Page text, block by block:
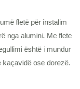
fletë për instalim
nga alumini. Me flete
është i mundur
kaçavidë ose dorezë.